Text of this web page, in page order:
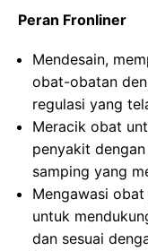
Peran Fronliner
Mendesain,
obat-obatan
regulasi yang
Meracik obat
penyakit
samping yang
Mengawasi
untuk
dan sesuai